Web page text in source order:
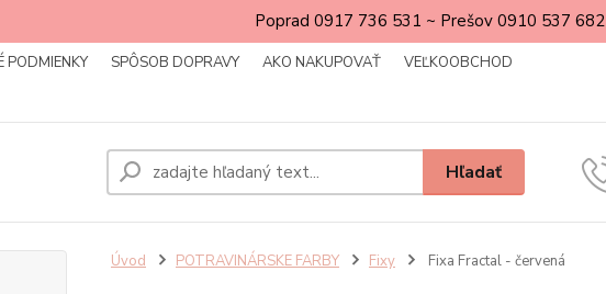
Poprad 0917 736 531 ~ Prešov 0910 537 682
PODMIENKY SPÔSOB DOPRAVY AKO NAKUPOVAŤ
VEĽKOOBCHOD
Hľadať
Úvod POTRAVINÁRSKE FARBY Fixy Fixa Fractal - červená